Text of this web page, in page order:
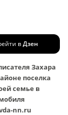
вДзен
Захара
поселка
семье в
nn.ru